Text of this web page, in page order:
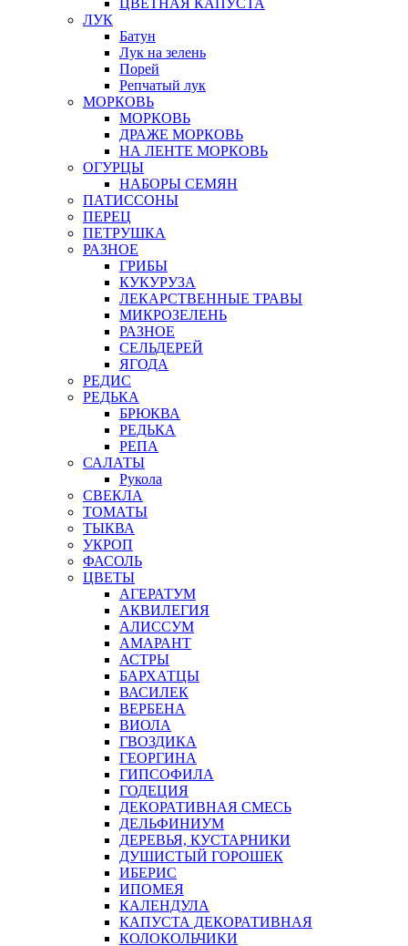
ЦВЕТНАЯ КАПУСТА
ЛУК
Батун
Лук на зелень
Порей
Репчатый лук
МОРКОВЬ
МОРКОВЬ
ДРАЖЕ МОРКОВЬ
НА ЛЕНТЕ МОРКОВЬ
ОГУРЦЫ
НАБОРЫ СЕМЯН
ПАТИССОНЫ
ПЕРЕЦ
ПЕТРУШКА
РАЗНОЕ
ГРИБЫ
КУКУРУЗА
ЛЕКАРСТВЕННЫЕ ТРАВЫ
МИКРОЗЕЛЕНЬ
РАЗНОЕ
СЕЛЬДЕРЕЙ
ЯГОДА
РЕДИС
РЕДЬКА
БРЮКВА
РЕДЬКА
РЕПА
САЛАТЫ
Рукола
СВЕКЛА
ТОМАТЫ
ТЫКВА
УКРОП
ФАСОЛЬ
ЦВЕТЫ
АГЕРАТУМ
АКВИЛЕГИЯ
АЛИССУМ
АМАРАНТ
АСТРЫ
БАРХАТЦЫ
ВАСИЛЕК
ВЕРБЕНА
ВИОЛА
ГВОЗДИКА
ГЕОРГИНА
ГИПСОФИЛА
ГОДЕЦИЯ
ДЕКОРАТИВНАЯ СМЕСЬ
ДЕЛЬФИНИУМ
ДЕРЕВЬЯ, КУСТАРНИКИ
ДУШИСТЫЙ ГОРОШЕК
ИБЕРИС
ИПОМЕЯ
КАЛЕНДУЛА
КАПУСТА ДЕКОРАТИВНАЯ
КОЛОКОЛЬЧИКИ